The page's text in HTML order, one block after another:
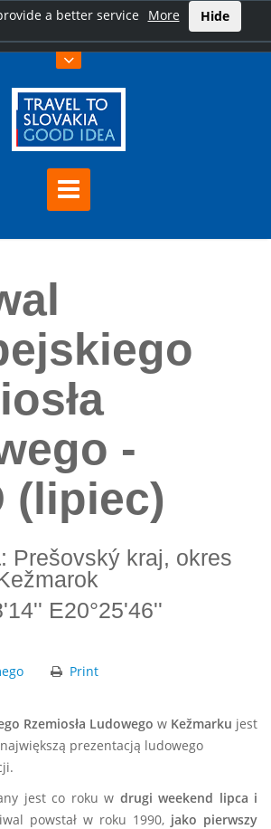
a better service More Hide
Rzemiosła Ludowego - EĽRO (lipiec)
-
(lipiec)
: Prešovský kraj, okres
E20°25'46''
Print
Rzemiosła Ludowego w Kežmarku jest
prezentacją ludowego
jest co roku w drugi weekend lipca i
powstał w roku 1990, jako pierwszy